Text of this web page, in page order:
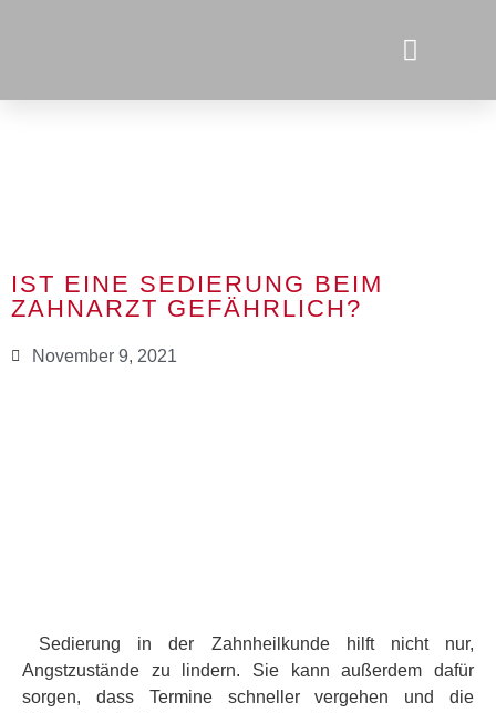
IST EINE SEDIERUNG BEIM
ZAHNARZT GEFÄHRLICH?
November 9, 2021
Sedierung in der Zahnheilkunde hilft nicht nur,
Angstzustände zu lindern. Sie kann außerdem dafür
sorgen, dass Termine schneller vergehen und die